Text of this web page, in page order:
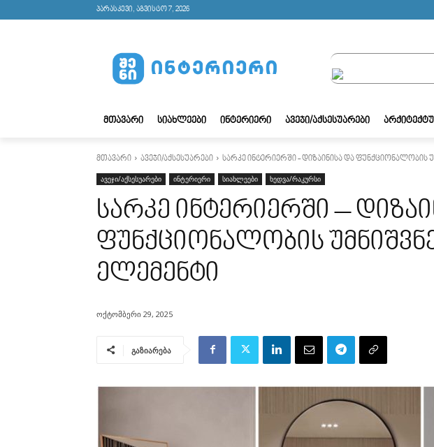
პარასკევი, აგვისტო 7, 2026
ᲛᲗᲐᲕᲐᲠᲘ ᲡᲘᲐᲮᲚᲔᲔᲑᲘ ᲘᲜᲢᲔᲠᲘᲔᲠᲘ ᲐᲕᲔᲯᲘ/ᲐᲥᲡᲔᲡᲣᲐᲠᲔᲑᲘ
მთავარი ავეჯი/აქსესუარები სარკე ინტერიერში - დიზაინისა და ფუნქციონალობის
ავეჯი/აქსესუარები ინტერიერი სიახლეები ხედვა/რაკურსი
სარკე ინტერიერში –
ფუნქციონალობის
ელემენტი
ოქტომბერი 29, 2025
გაზიარება